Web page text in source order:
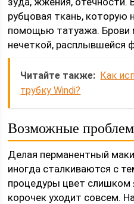
рубцовая ткань, которую
помощью татуажа. Брови
нечеткой, расплывшейся
Читайте также: Как
трубку Windi?
Возможные
Делая перманентный
иногда сталкиваются с
процедуры цвет слишком
корочек уходит совсем.